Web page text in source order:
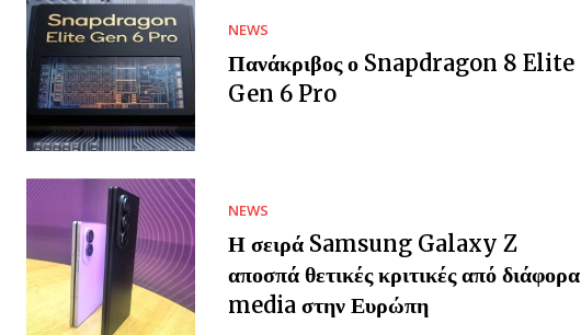
NEWS
Πανάκριβος ο Snapdragon 8 Elite
Gen 6 Pro
NEWS
Η σειρά Samsung Galaxy Z
αποσπά θετικές κριτικές από διάφορα
media στην Ευρώπη